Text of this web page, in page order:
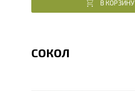
В КОРЗИНУ
СОКОЛ